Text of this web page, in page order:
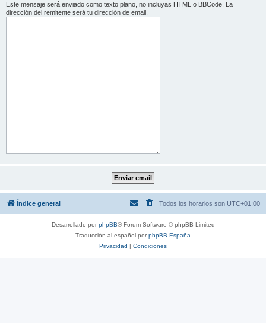
Este mensaje será enviado como texto plano, no incluyas HTML o BBCode. La
dirección del remitente será tu dirección de email.
Índice general Todos los horarios son UTC+01:00
Desarrollado porphpBB® Forum Software © phpBB Limited
Traducción al español porphpBB España
Privacidad | Condiciones